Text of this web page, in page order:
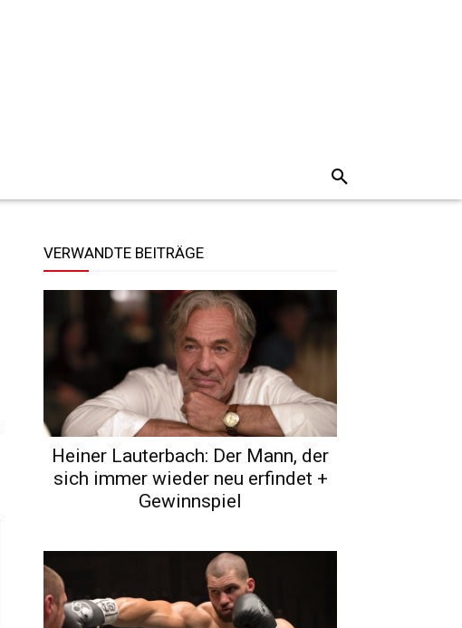
VERWANDTE BEITRÄGE
Heiner Lauterbach: Der Mann, der
sich immer wieder neu erfindet +
Gewinnspiel